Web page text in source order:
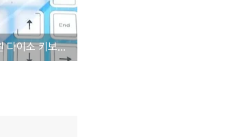
단돈 1000원 다이소 키보드보호스킨-42569 사용기